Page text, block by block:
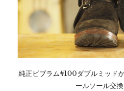
純正ビブラム#100ダブルミッド
ールソール交換